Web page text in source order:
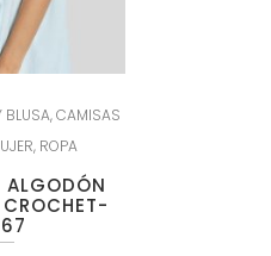
BLUSA,CAMISAS
, ROPA
ALGODÓN